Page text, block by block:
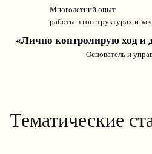
Многолетний опыт
работы в госструктурах и
«Лично контролирую ход и
Основатель и
Тематические